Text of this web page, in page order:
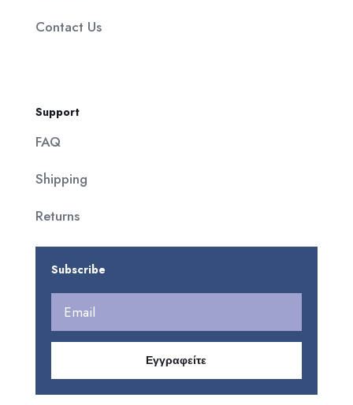
Contact Us
Support
FAQ
Shipping
Returns
Subscribe
Εγγραφείτε